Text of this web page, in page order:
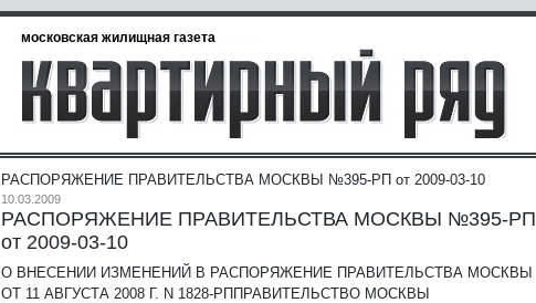
московская жилищная газета
РАСПОРЯЖЕНИЕ ПРАВИТЕЛЬСТВА МОСКВЫ №395-РП от 2009-03-10
10.03.2009
РАСПОРЯЖЕНИЕ ПРАВИТЕЛЬСТВА МОСКВЫ №395-РП
от 2009-03-10
О ВНЕСЕНИИ ИЗМЕНЕНИЙ В РАСПОРЯЖЕНИЕ ПРАВИТЕЛЬСТВА МОСКВЫ
ОТ 11 АВГУСТА 2008 Г. N 1828-РППРАВИТЕЛЬСТВО МОСКВЫ